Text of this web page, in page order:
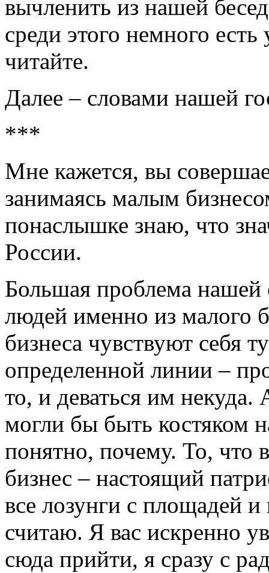
вычленить из нашей
среди этого немного
читайте.
Далее – словами нашей
***
Мне кажется, вы
занимаясь малым
понаслышке знаю, что
России.
Большая проблема нашей
людей именно из малого
бизнеса чувствуют себя
определенной линии –
то, и деваться им
могли бы быть костяком
понятно, почему. То, что
бизнес – настоящий
все лозунги с площадей
считаю. Я вас искренно
сюда прийти, я сразу с